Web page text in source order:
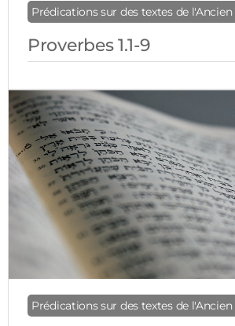
Prédications sur des textes de
Proverbes 1.1-9
Prédications sur des textes de